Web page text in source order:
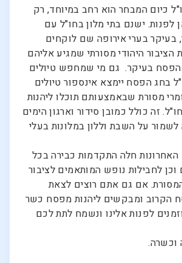
כיום המבחר הוא רחב במיוחד, רק
לפנות. ישנם בתי מלון בחו"ל עם
בעיקר בערי אירופה שם לוקחים
היהודי מסורתי שמגיע אליהם
בעיקר. גם מי שמחפש טיולים
בחג הפסח יימצא אינספור טיולים
מסורת שבאמצעותם תוכלו ליהנות
זה כולל כמובן סידור וארגון הימים
לשמור על השבת וללון במלונות בעלי
חלה התקדמות כבירה בכל
וכן לחבילות נופש המותאמים לציבור
אם גם אתם רוצים לצאת
הקרוב ומבקשים ליהנות מפסח כשר
לפנות אלינו ונשמח לתת לכם
וכשרה.